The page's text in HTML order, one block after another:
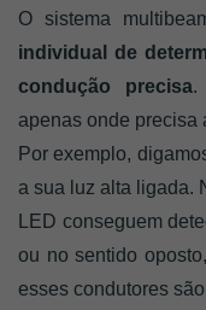
O sistema
individual de
condução precisa.
apenas onde precisa
Por exemplo,
a sua luz alta ligada.
LED conseguem
ou no sentido
esses condutores